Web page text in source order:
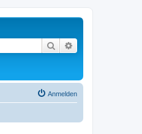
Suche
Anmelden